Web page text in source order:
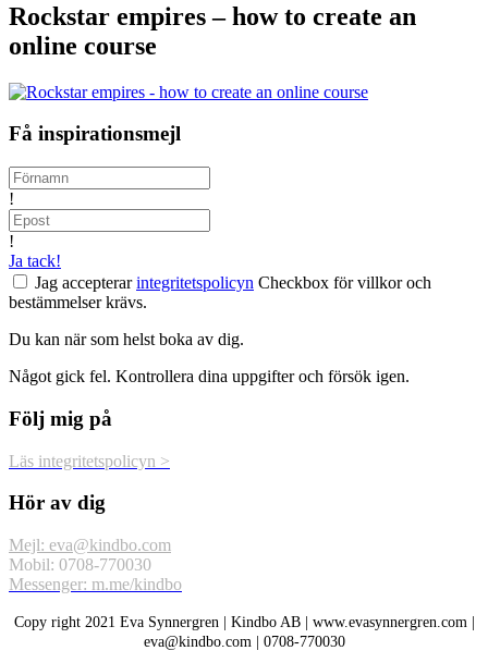
Rockstar empires – how to create an
online course
Få inspirationsmejl
!
!
Ja tack!
Jag accepterarintegritetspolicyn Checkbox för villkor och
bestämmelser krävs.
Du kan när som helst boka av dig.
Något gick fel. Kontrollera dina uppgifter och försök igen.
Följ mig på
Läs integritetspolicyn >
Hör av dig
Mejl: eva@kindbo.com
Mobil: 0708-770030
Messenger: m.me/kindbo
Copy right 2021 Eva Synnergren | Kindbo AB | www.evasynnergren.com |
eva@kindbo.com | 0708-770030